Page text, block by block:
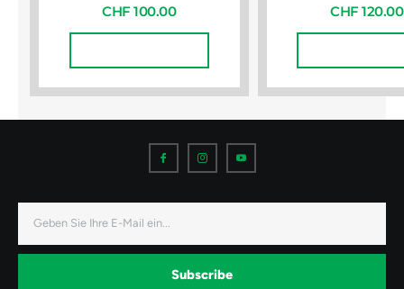
CHF 100.00
CHF 120.00
I
c
e
o
o
I
c
g
r
m
I
c
b
e
Mail
Subscribe